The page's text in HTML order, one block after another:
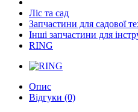
Ліс та сад
Запчастини для садової
Інші запчастини для
RING
Опис
Відгуки (0)